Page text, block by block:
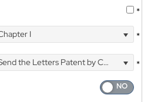
*
I *
the Letters Patent by Courier
*